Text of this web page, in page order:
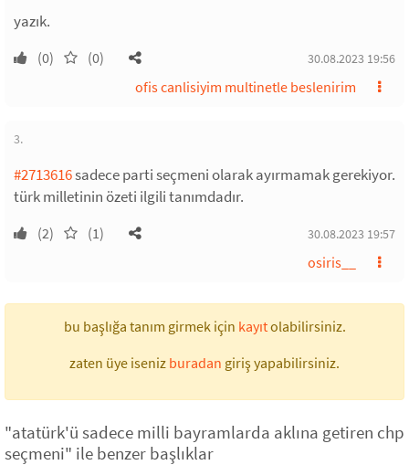
yazık.
(0) (0) 30.08.2023 19:56
ofis canlisiyim multinetle beslenirim
3.
#2713616sadece parti seçmeni olarak ayırmamak gerekiyor.
türk milletinin özeti ilgili tanımdadır.
(2) (1) 30.08.2023 19:57
osiris__
bu başlığa tanım girmek için kayıtolabilirsiniz.
zaten üye iseniz buradan giriş yapabilirsiniz.
"atatürk'ü sadece milli bayramlarda aklına getiren chp
seçmeni" ile benzer başlıklar